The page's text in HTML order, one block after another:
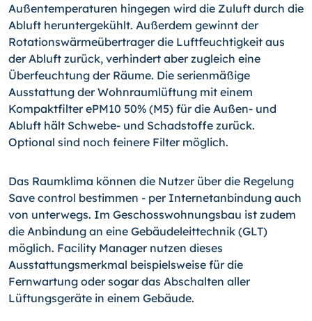
Außentemperaturen hingegen wird die Zuluft durch die
Abluft heruntergekühlt. Außerdem gewinnt der
Rotationswärmeübertrager die Luftfeuchtigkeit aus
der Abluft zurück, verhindert aber zugleich eine
Überfeuchtung der Räume. Die serienmäßige
Ausstattung der Wohnraumlüftung mit einem
Kompaktfilter ePM10 50% (M5) für die Außen- und
Abluft hält Schwebe- und Schadstoffe zurück.
Optional sind noch feinere Filter möglich.
Das Raumklima können die Nutzer über die Regelung
Save control bestimmen - per Internetanbindung auch
von unterwegs. Im Geschosswohnungsbau ist zudem
die Anbindung an eine Gebäudeleittechnik (GLT)
möglich. Facility Manager nutzen dieses
Ausstattungsmerkmal beispielsweise für die
Fernwartung oder sogar das Abschalten aller
Lüftungsgeräte in einem Gebäude.